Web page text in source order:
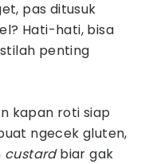
pas ditusuk
Hati-hati, bisa
penting
kapan roti siap
ngecek gluten,
custardbiar gak